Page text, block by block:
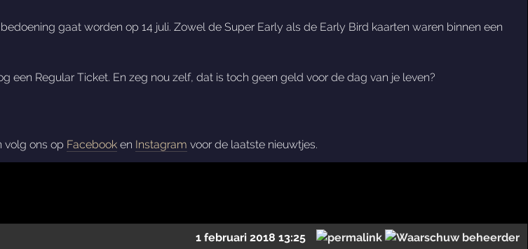
gaat worden op 14 juli. Zowel de Super Early als de Early Bird kaarten waren binnen een
een Regular Ticket. En zeg nou zelf, dat is toch geen geld voor de dag van je leven?
volg ons op Facebooken Instagram voor de laatste nieuwtjes.
1 februari 2018 13:25